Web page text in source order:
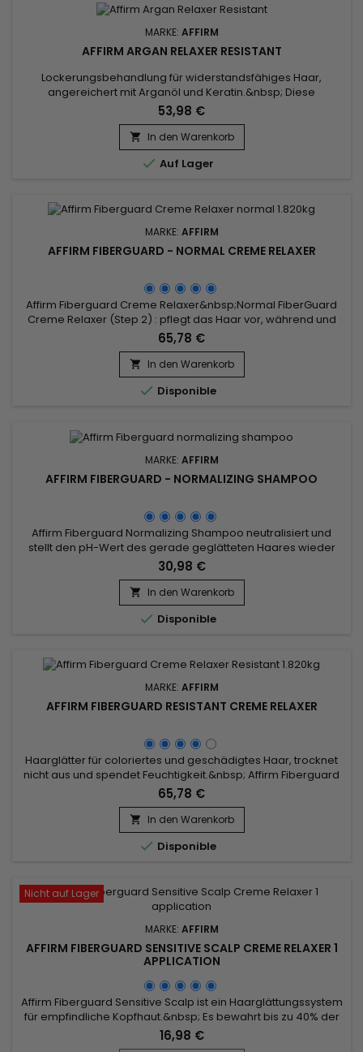
MARKE: AFFIRM
AFFIRM ARGAN RELAXER RESISTANT
Lockerungsbehandlung für widerstandsfähiges Haar,
angereichert mit Arganöl und Keratin.&nbsp; Diese
Behandlung wurde speziell entwickelt, um selbst das
widerspenstigste Haar zu bändigen. Verwandelt enge
Locken und Frizz in glattes, seidiges Haar. Die Formel von
Affirm Relaxer Argan dringt tief in die Haarfaser ein und richtet
die Verbindungen sanft neu...
53,98 €
 In den Warenkorb
 Auf Lager
MARKE: AFFIRM
AFFIRM FIBERGUARD - NORMAL CREME RELAXER
Affirm Fiberguard Creme Relaxer&nbsp;Normal FiberGuard
Creme Relaxer (Step 2) : pflegt das Haar vor, während und
nach der chemischen Behandlung.&nbsp; Pflegt das Haar
vor, während und nach der chemischen Verarbeitung.&nbsp;
Formuliert mit Avlons exklusivem Fiber Strengthening
Complex (FSC), der die Haarfaserstruktur beim Entspannen
stärkt.&nbsp;...
65,78 €
 In den Warenkorb
 Disponible
MARKE: AFFIRM
AFFIRM FIBERGUARD - NORMALIZING SHAMPOO
Affirm Fiberguard Normalizing Shampoo neutralisiert und
stellt den pH-Wert des gerade geglätteten Haares wieder
her.&nbsp; Feuchtigkeitsspendende Formel, dieses
neutralisierende Shampoo von Affirm sorgt für eine
vollständige Normalisierung nach dem Glätten und entfernt
alle Reste des Relaxers. Affirm Fiberguard Normalizing
Shampoo enthält Argan-,...
30,98 €
 In den Warenkorb
 Disponible
MARKE: AFFIRM
AFFIRM FIBERGUARD RESISTANT CREME RELAXER
Haarglätter für coloriertes und geschädigtes Haar, trocknet
nicht aus und spendet Feuchtigkeit.&nbsp; Affirm Fiberguard
Creme Relaxer zieht schnell ein, lockert das Haar
gleichmäßig und lässt sich schnell ausspülen. &nbsp;Affirm
Fiberguard Haarglätter für coloriertes Haar schützt Ihr Haar
vor, während und nach der chemischen Behandlung. Affirm...
65,78 €
 In den Warenkorb
 Disponible
Nicht auf Lager
MARKE: AFFIRM
AFFIRM FIBERGUARD SENSITIVE SCALP CREME RELAXER 1
APPLICATION
Affirm Fiberguard Sensitive Scalp ist ein Haarglättungssystem
für empfindliche Kopfhaut.&nbsp; Es bewahrt bis zu 40% der
Stärke des Haares im Vergleich zu herkömmlichen
Relaxern.&nbsp; Formuliert mit einem exklusiven Avlon
16,98 €